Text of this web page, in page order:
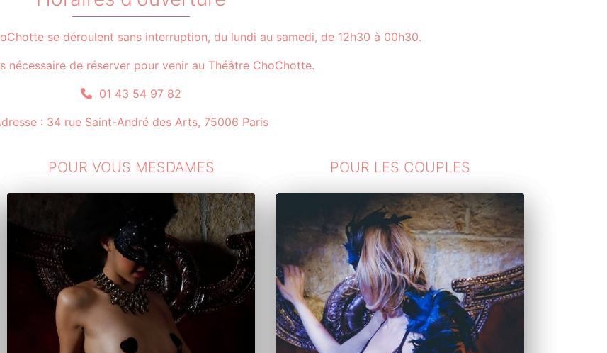
se déroulent sans interruption, du lundi au samedi, de 12h30 à 00h30.
nécessaire de réserver pour venir au Théâtre ChoChotte.
01 43 54 97 82
: 34 rue Saint-André des Arts, 75006 Paris
POUR VOUS MESDAMES POUR LES COUPLES